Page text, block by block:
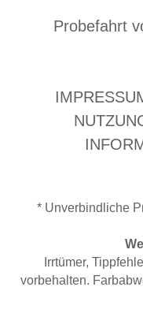
Probefahrt
* Unverbindliche
Irrtümer,
vorbehalten.